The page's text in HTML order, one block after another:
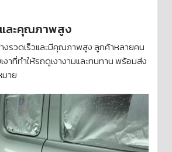
และคุณภาพสูง
งรวดเร็วและมีคุณภาพสูง ลูกค้าหลายคน
าที่ทำให้รถดูเงางามและทนทาน พร้อมส่ง
าย